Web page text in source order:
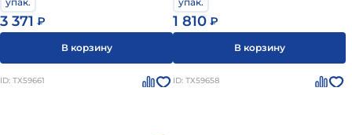
3 371 ₽
В корзину
1 810 ₽
В корзину
ID: ТХ59661 ID: ТХ59658